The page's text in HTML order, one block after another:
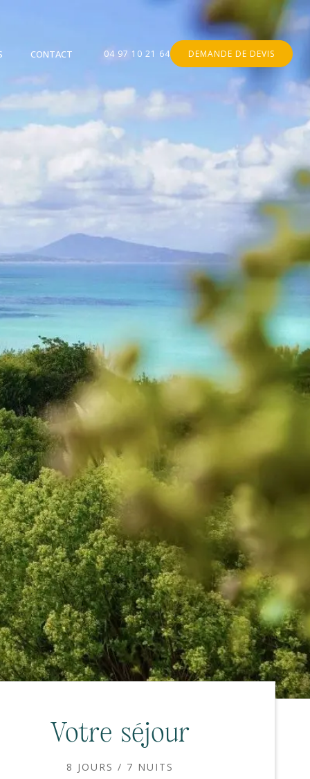
CONTACT 04 97 10 21 64 DEMANDE DE DEVIS
Votre séjour
8 JOURS / 7 NUITS